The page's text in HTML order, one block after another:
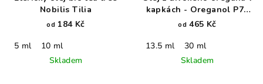
Nobilis Tilia
od 184 Kč
5 ml
10 ml
Skladem
kapkách - Oreganol P73
Original Strength
od 465 Kč
13.5 ml
30 ml
Skladem